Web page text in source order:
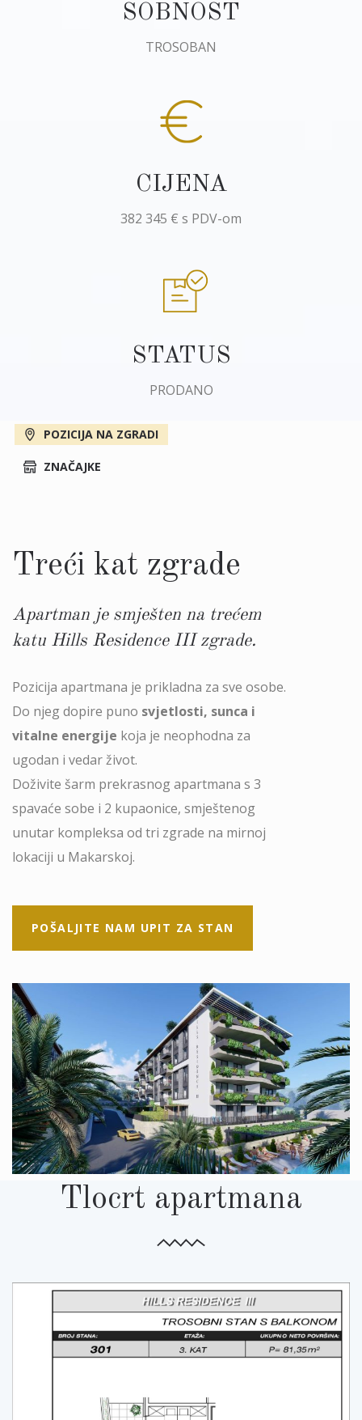
SOBNOST
TROSOBAN
CIJENA
382 345 € s PDV-om
STATUS
PRODANO
POZICIJA NA ZGRADI
ZNAČAJKE
Treći kat zgrade
Apartman je smješten na trećem
katu Hills Residence III zgrade.
Pozicija apartmana je prikladna za sve osobe.
Do njeg dopire puno svjetlosti, sunca i
vitalne energije koja je neophodna za
ugodan i vedar život.
Doživite šarm prekrasnog apartmana s 3
spavaće sobe i 2 kupaonice, smještenog
unutar kompleksa od tri zgrade na mirnoj
lokaciji u Makarskoj.
POŠALJITE NAM UPIT ZA STAN
Tlocrt apartmana